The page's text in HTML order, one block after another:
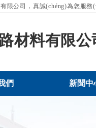
限公司，真誠(chéng)為您服務
材料有限公
們 新聞中